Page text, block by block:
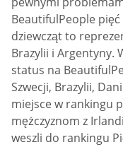
BeautifulPeople
dziewcząt to
Brazylii i Argentyny.
status na
Szwecji, Brazylii,
miejsce w rankingu
mężczyznom z
weszli do rankingu